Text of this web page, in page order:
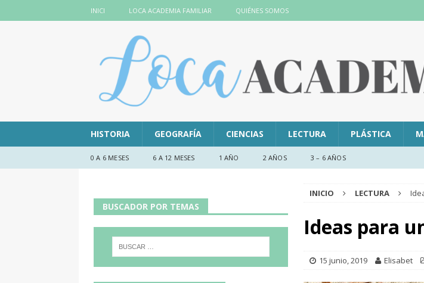
INICI LOCA ACADEMIA FAMILIAR QUIÉNES SOMOS
HISTORIA GEOGRAFÍA CIENCIAS LECTURA PLÁSTICA
0 A 6 MESES 6 A 12 MESES 1 AÑO 2 AÑOS 3 – 6 AÑOS
INICIO LECTURA
Ideas para
15 junio, 2019 Elisabet
BUSCADOR POR TEMAS